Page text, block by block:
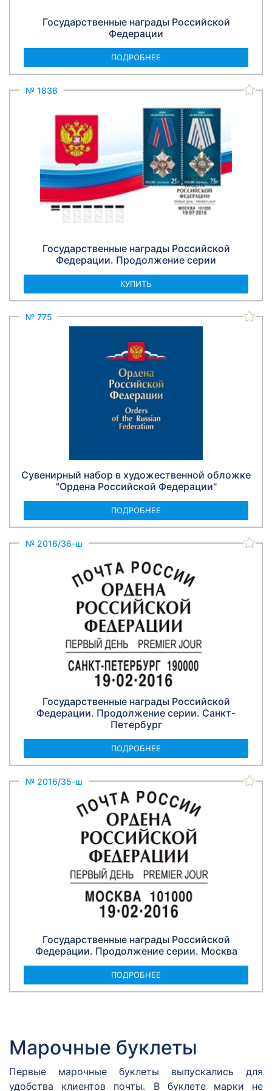
Государственные награды Российской
Федерации
ПОДРОБНЕЕ
№ 1836
Государственные награды Российской
Федерации. Продолжение серии
КУПИТЬ
№ 775
Сувенирный набор в художественной обложке
"Ордена Российской Федерации"
ПОДРОБНЕЕ
№ 2016/36-ш
Государственные награды Российской
Федерации. Продолжение серии. Санкт-
Петербург
ПОДРОБНЕЕ
№ 2016/35-ш
Государственные награды Российской
Федерации. Продолжение серии. Москва
ПОДРОБНЕЕ
Марочные буклеты
Первые марочные буклеты выпускались для
удобства клиентов почты. В буклете марки не